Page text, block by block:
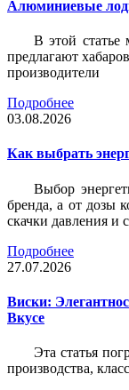
Алюминиевые
В этой
предлагают
производители
Подробнее
03.08.2026
Как выбрать
Выбор
бренда, а от дозы
скачки давления и
Подробнее
27.07.2026
Виски:
Вкусе
Эта статья
производства,